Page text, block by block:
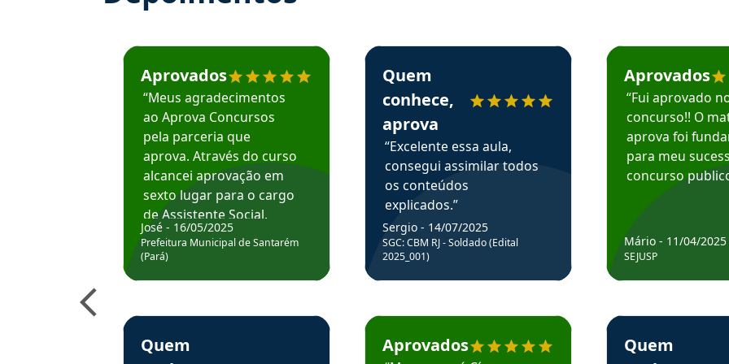
Estudante José recomenda o Aprova Concursos em depoimento
Aprovados
“Meus agradecimentos
ao Aprova Concursos
pela parceria que
aprova. Através do curso
alcancei aprovação em
sexto lugar para o cargo
de Assistente Social.
Hoje estou atuando na
Prefeitura de Santarém.
José - 16/05/2025
Prefeitura Municipal de Santarém
(Pará)
Estudante Elais recomenda o Aprova Concursos em depoimento
Quem
Estudante Sergio recomenda o Aprova Concursos em depoimento
Quem
conhece,
aprova
“Excelente essa aula,
consegui assimilar todos
os conteúdos
explicados.”
Sergio - 14/07/2025
SGC: CBM RJ - Soldado (Edital
2025_001)
Estudante Cicero recomenda o Aprova Concursos em depoimento
Aprovados
Estudante Mário
Aprovados
“Fui aprovado
concurso!! O
aprova foi
para meu
concurso
Mário - 11/04/2025
SEJUSP
Estudante Henrique
Quem